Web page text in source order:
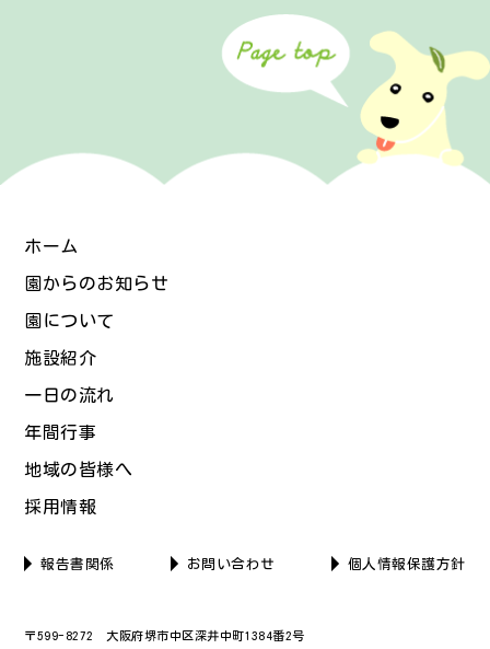
ホーム
園からのお知らせ
園について
施設紹介
一日の流れ
年間行事
地域の皆様へ
採用情報
報告書関係 お問い合わせ 個人情報保護方針
〒599-8272 大阪府堺市中区深井中町1384番2号